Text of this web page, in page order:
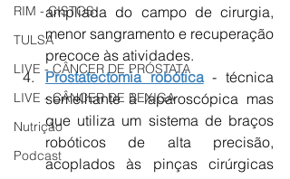
RIM - CISTOS
TULSA
LIVE - CÂNCER DE PRÓSTATA
LIVE - CÂNCER DE BEXIGA
Nutrição
Podcast
ampliada do campo de cirurgia,
menor sangramento e recuperação
precoce às atividades.
Prostatectomia robótica - técnica
semelhante à laparoscópica mas
que utiliza um sistema de braços
robóticos de alta precisão,
acoplados às pinças cirúrgicas